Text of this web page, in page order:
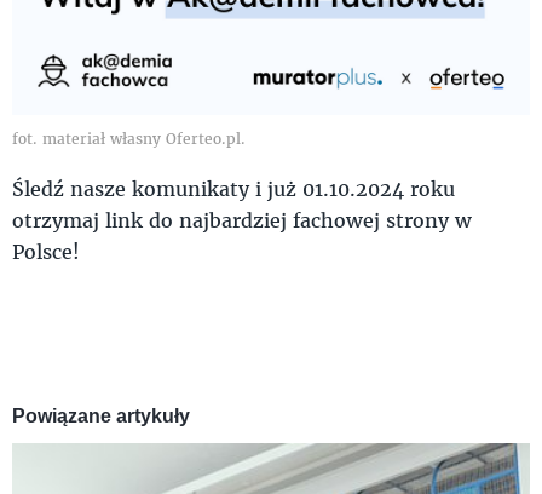
fot. materiał własny Oferteo.pl.
Śledź nasze komunikaty i już 01.10.2024 roku
otrzymaj link do najbardziej fachowej strony w
Polsce!
Powiązane artykuły